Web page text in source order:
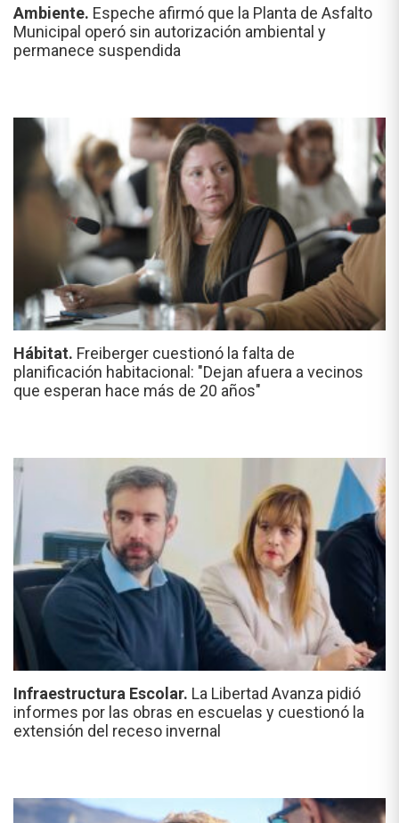
Ambiente. Espeche afirmó que la Planta de Asfalto
Municipal operó sin autorización ambiental y
permanece suspendida
Hábitat. Freiberger cuestionó la falta de
planificación habitacional: "Dejan afuera a vecinos
que esperan hace más de 20 años"
Infraestructura Escolar. La Libertad Avanza pidió
informes por las obras en escuelas y cuestionó la
extensión del receso invernal